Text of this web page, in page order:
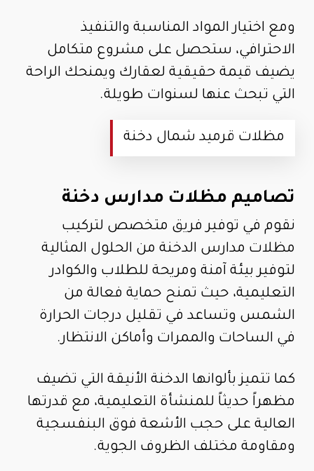
ومع اختيار المواد المناسبة والتنفيذ
الاحترافي، ستحصل على مشروع متكامل
يضيف قيمة حقيقية لعقارك ويمنحك الراحة
التي تبحث عنها لسنوات طويلة.
مظلات قرميد شمال دخنة
تصاميم مظلات مدارس دخنة
نقوم في توفير فريق متخصص لتركيب
مظلات مدارس الدخنة من الحلول المثالية
لتوفير بيئة آمنة ومريحة للطلاب والكوادر
التعليمية، حيث تمنح حماية فعالة من
الشمس وتساعد في تقليل درجات الحرارة
في الساحات والممرات وأماكن الانتظار.
كما تتميز بألوانها الدخنة الأنيقة التي تضيف
مظهراً حديثاً للمنشأة التعليمية، مع قدرتها
العالية على حجب الأشعة فوق البنفسجية
ومقاومة مختلف الظروف الجوية.